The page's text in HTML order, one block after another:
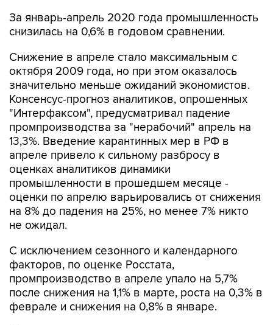
За январь-апрель 2020 года промышленность
снизилась на 0,6% в годовом сравнении.
Снижение в апреле стало максимальным с
октября 2009 года, но при этом оказалось
значительно меньше ожиданий экономистов.
Консенсус-прогноз аналитиков, опрошенных
"Интерфаксом", предусматривал падение
промпроизводства за "нерабочий" апрель на
13,3%. Введение карантинных мер в РФ в
апреле привело к сильному разбросу в
оценках аналитиков динамики
промышленности в прошедшем месяце -
оценки по апрелю варьировались от снижения
на 8% до падения на 25%, но менее 7% никто
не ожидал.
С исключением сезонного и календарного
факторов, по оценке Росстата,
промпроизводство в апреле упало на 5,7%
после снижения на 1,1% в марте, роста на 0,3% в
феврале и снижения на 0,8% в январе.